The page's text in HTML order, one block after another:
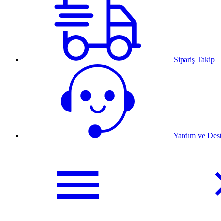
Sipariş Takip
Yardım ve